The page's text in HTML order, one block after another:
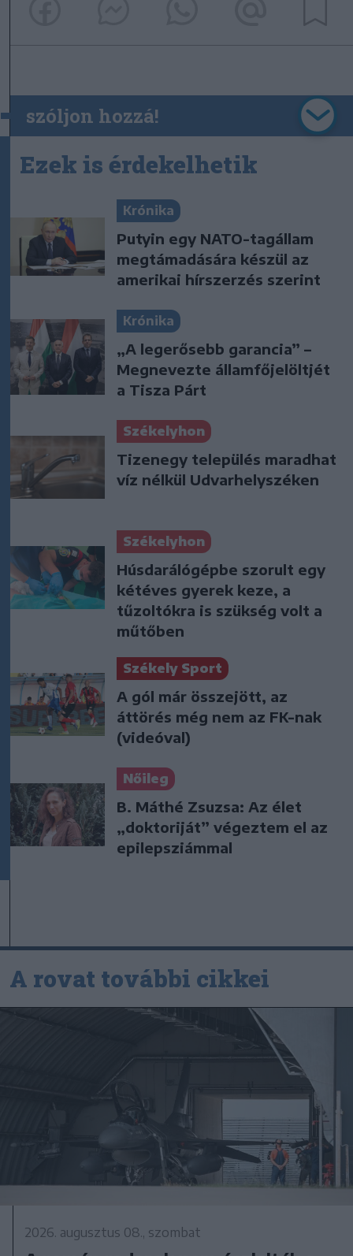
szóljon hozzá!
Ezek is érdekelhetik
Krónika
Putyin egy NATO-tagállam
megtámadására készül az
amerikai hírszerzés szerint
Krónika
„A legerősebb garancia” –
Megnevezte államfőjelöltjét
a Tisza Párt
Székelyhon
Tizenegy település maradhat
víz nélkül Udvarhelyszéken
Székelyhon
Húsdarálógépbe szorult egy
kétéves gyerek keze, a
tűzoltókra is szükség volt a
műtőben
Székely Sport
A gól már összejött, az
áttörés még nem az FK-nak
(videóval)
Nőileg
B. Máthé Zsuzsa: Az élet
„doktoriját” végeztem el az
epilepsziámmal
A rovat további cikkei
2026. augusztus 08., szombat